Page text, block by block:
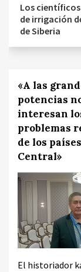
Los
de irrigación
de Siberia
«A las
potencias
interesan
problemas
de los
Central»
El historiador